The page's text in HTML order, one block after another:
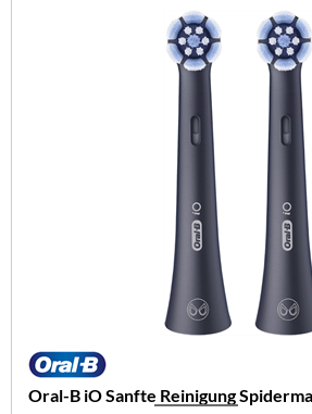
Oral-B iO Sanfte Reinigung